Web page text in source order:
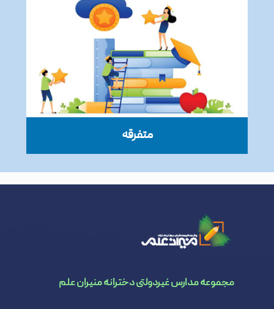
متفرقه
مجموعه مدارس غیردولتی دخترانه منیران علم